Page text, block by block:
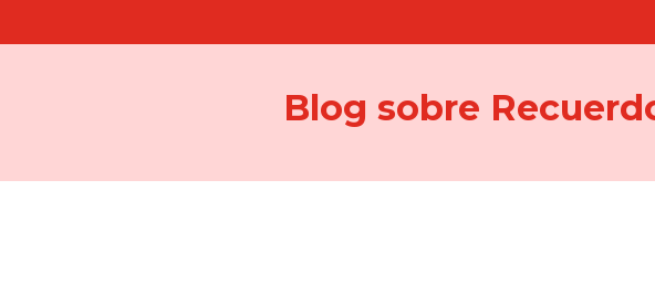
Blog sobre